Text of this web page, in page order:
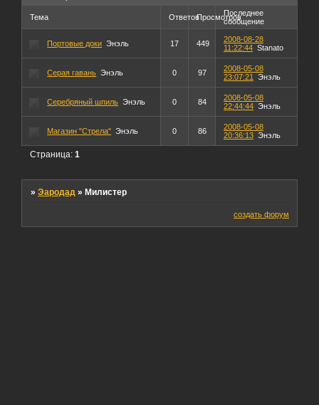
Тема ОтветовПросмотровПоследнее
сообщение
Портовые доки Энэль 17 449
2008-08-28
11:22:44 Stanato
Серая гавань Энэль 0 97
2008-05-08
23:07:21
Энэль
Серебряный шпиль Энэль 0 84
2008-05-08
22:44:44 Энэль
Магазин "Стрела" Энэль 0 86
2008-05-08
20:36:13 Энэль
Страница:1
»Эародад »Милистер
создать форум